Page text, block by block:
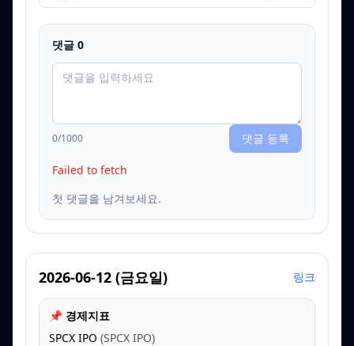
댓글 0
0/1000 댓글 등록
Failed to fetch
첫 댓글을 남겨보세요.
2026-06-12 (금요일) 링크
📌 경제지표
SPCX IPO (SPCX IPO)